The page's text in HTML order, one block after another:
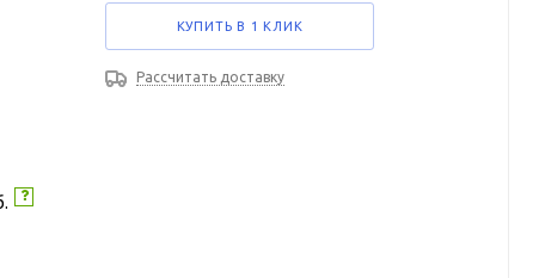
КУПИТЬ В 1 КЛИК
Рассчитать доставку